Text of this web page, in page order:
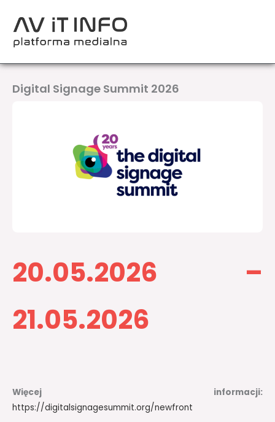
treści
Digital Signage Summit 2026​
20.05.2026 –
21.05.2026​
Więcej informacji:
https://digitalsignagesummit.org/newfront